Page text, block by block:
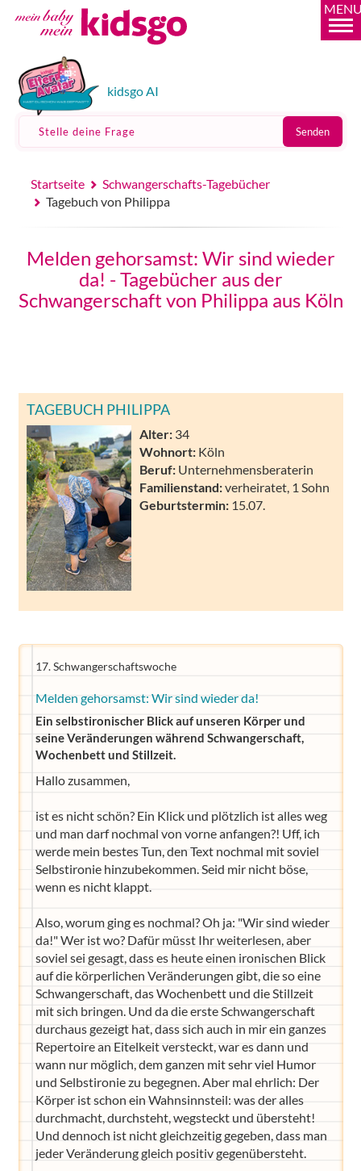
kidsgo AI
Stelle deine Frage Senden
Startseite
Schwangerschafts-Tagebücher
Tagebuch von Philippa
Melden gehorsamst: Wir sind wieder
da! - Tagebücher aus der
Schwangerschaft von Philippa aus Köln
TAGEBUCH PHILIPPA
Alter: 34
Wohnort: Köln
Beruf: Unternehmensberaterin
Familienstand:verheiratet, 1 Sohn
Geburtstermin: 15.07.
17. Schwangerschaftswoche
Melden gehorsamst: Wir sind wieder da!
Ein selbstironischer Blick auf unseren Körper und
seine Veränderungen während Schwangerschaft,
Wochenbett und Stillzeit.
Hallo zusammen,
ist es nicht schön? Ein Klick und plötzlich ist alles weg
und man darf nochmal von vorne anfangen?! Uff, ich
werde mein bestes Tun, den Text nochmal mit soviel
Selbstironie hinzubekommen. Seid mir nicht böse,
wenn es nicht klappt.
Also, worum ging es nochmal? Oh ja: "Wir sind wieder
da!" Wer ist wo? Dafür müsst Ihr weiterlesen, aber
soviel sei gesagt, dass es heute einen ironischen Blick
auf die körperlichen Veränderungen gibt, die so eine
Schwangerschaft, das Wochenbett und die Stillzeit
mit sich bringen. Und da die erste Schwangerschaft
durchaus gezeigt hat, dass sich auch in mir ein ganzes
Repertoire an Eitelkeit versteckt, war es dann und
wann nur möglich, dem ganzen mit sehr viel Humor
und Selbstironie zu begegnen. Aber mal ehrlich: Der
Körper ist schon ein Wahnsinnsteil: was der alles
durchmacht, durchsteht, wegsteckt und übersteht!
Und dennoch ist nicht gleichzeitig gegeben, dass man
jeder Veränderung gleich positiv gegenübersteht.